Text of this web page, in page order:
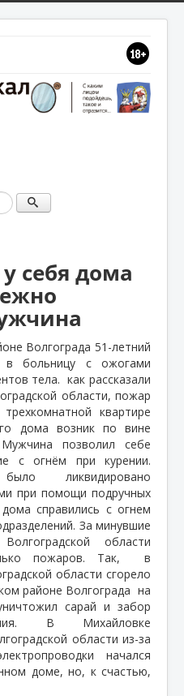
себя дома
Волгограда 51-летний
в больницу с ожогами
тела. как рассказали
области, пожар
квартире
дома возник по вине
позволил себе
с огнём при курении.
ликвидировано
при помощи подручных
справились с огнем
За минувшие
области
пожаров. Так,
в
области сгорело
районе Волгограда на
сарай и забор
В Михайловке
области из-за
начался
доме, но, к счастью,